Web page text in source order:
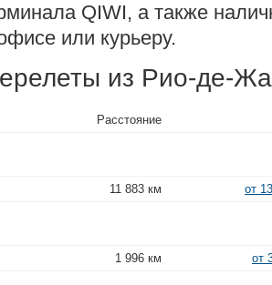
QIWI, а также
или курьеру.
из Рио-де-
Расстояние
11 883 км от
1 996 км от